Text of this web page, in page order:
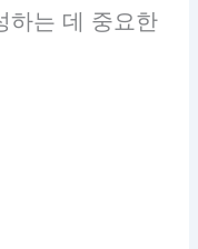
하는 데 중요한